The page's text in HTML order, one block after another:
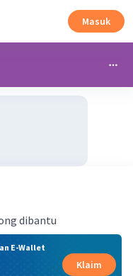
Masuk
dibantu
E-Wallet
Klaim